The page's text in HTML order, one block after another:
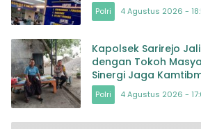
Polri 4 Agustus 2026 -
Kapolsek Sarirejo
dengan Tokoh
Sinergi Jaga
Polri 4 Agustus 2026 -